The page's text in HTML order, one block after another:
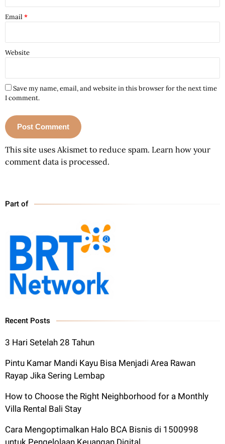
Email *
Website
Save my name, email, and website in this browser for the next time
I comment.
This site uses Akismet to reduce spam. Learn how your
comment data is processed.
Part of
Recent Posts
3 Hari Setelah 28 Tahun
Pintu Kamar Mandi Kayu Bisa Menjadi Area Rawan
Rayap Jika Sering Lembap
How to Choose the Right Neighborhood for a Monthly
Villa Rental Bali Stay
Cara Mengoptimalkan Halo BCA Bisnis di 1500998